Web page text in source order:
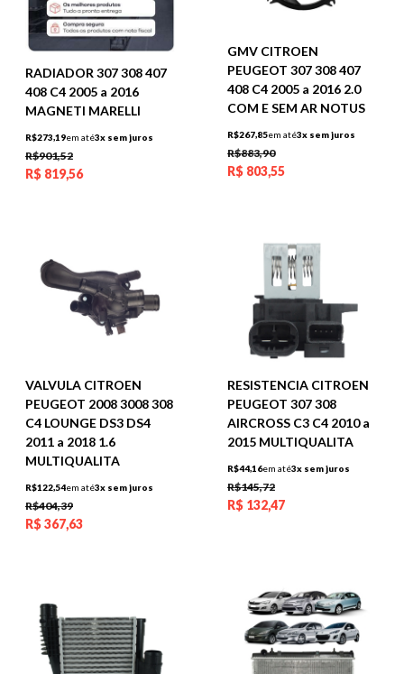
RADIADOR 307 308 407
408 C4 2005 a 2016
MAGNETI MARELLI
R$273,19em até3x sem juros
R$901,52
R$ 819,56
GMV CITROEN
PEUGEOT 307 308 407
408 C4 2005 a 2016 2.0
COM E SEM AR NOTUS
R$267,85em até3x sem juros
R$883,90
R$ 803,55
VALVULA CITROEN
PEUGEOT 2008 3008 308
C4 LOUNGE DS3 DS4
2011 a 2018 1.6
MULTIQUALITA
R$122,54em até3x sem juros
R$404,39
R$367,63
RESISTENCIA CITROEN
PEUGEOT 307 308
AIRCROSS C3 C4 2010 a
2015 MULTIQUALITA
R$44,16em até3x sem juros
R$145,72
R$ 132,47